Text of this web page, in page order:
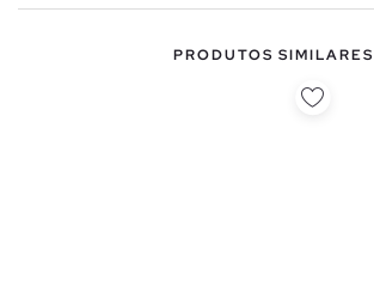
PRODUTOS SIMILARES